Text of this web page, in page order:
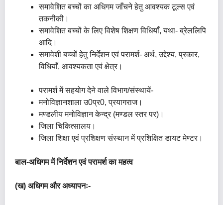
समावेशित बच्चों का अधिगम जाँचने हेतु आवश्यक टूल्स एवं
तकनीकी।
समावेशित बच्चों के लिए विशेष शिक्षण विधियाँ, यथा- ब्रेललिपि
आदि।
समावेशी बच्चों हेतु निर्देशन एवं परामर्श- अर्थ, उद्देश्य, प्रकार,
विधियाँ, आवश्यकता एवं क्षेत्र।
परामर्श में सहयोग देने वाले विभाग/संस्थायें-
मनोविज्ञानशाला उ0प्र0, प्रयागराज।
मण्डलीय मनोविज्ञान केन्द्र (मण्डल स्तर पर)।
जिला चिकित्सालय।
जिला शिक्षा एवं प्रशिक्षण संस्थान में प्रशिक्षित डायट मेण्टर।
बाल-अधिगम में निर्देशन एवं परामर्श का महत्व
(ख) अधिगम और अध्यापनः-